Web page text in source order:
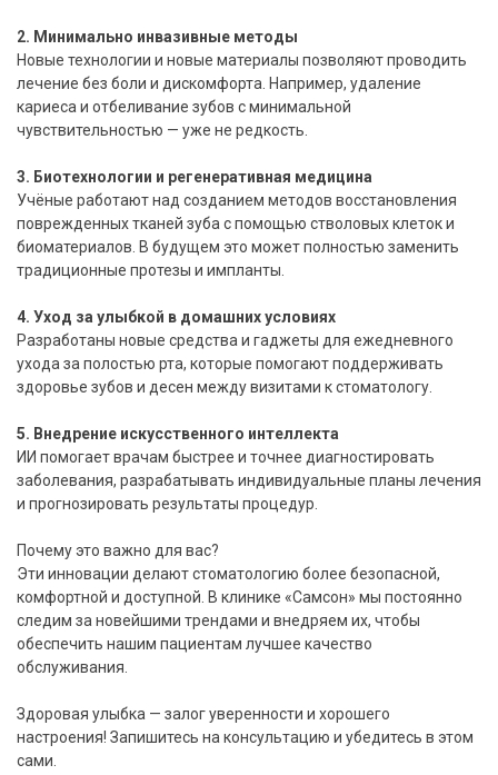
2. Минимально инвазивные методы
Новые технологии и новые материалы позволяют проводить
лечение без боли и дискомфорта. Например, удаление
кариеса и отбеливание зубов с минимальной
чувствительностью — уже не редкость.
3. Биотехнологии и регенеративная медицина
Учёные работают над созданием методов восстановления
поврежденных тканей зуба с помощью стволовых клеток и
биоматериалов. В будущем это может полностью заменить
традиционные протезы и импланты.
4. Уход за улыбкой в домашних условиях
Разработаны новые средства и гаджеты для ежедневного
ухода за полостью рта, которые помогают поддерживать
здоровье зубов и десен между визитами к стоматологу.
5. Внедрение искусственного интеллекта
ИИ помогает врачам быстрее и точнее диагностировать
заболевания, разрабатывать индивидуальные планы лечения
и прогнозировать результаты процедур.
Почему это важно для вас?
Эти инновации делают стоматологию более безопасной,
комфортной и доступной. В клинике «Самсон» мы постоянно
следим за новейшими трендами и внедряем их, чтобы
обеспечить нашим пациентам лучшее качество
обслуживания.
Здоровая улыбка — залог уверенности и хорошего
настроения! Запишитесь на консультацию и убедитесь в этом
сами.